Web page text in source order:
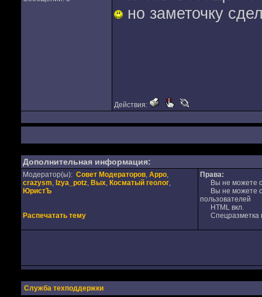
но заметочку
Действия:
Дополнительная информация:
Модератор(ы): Совет Модераторов, Appo,
crazysm, Izya_potz, Вых, Косматый геолог,
ЮристЪ
Распечатать тему
Права:
Вы не можете
Вы не можете
пользователей
HTML вкл.
Спецразметка
Служба техподдержки